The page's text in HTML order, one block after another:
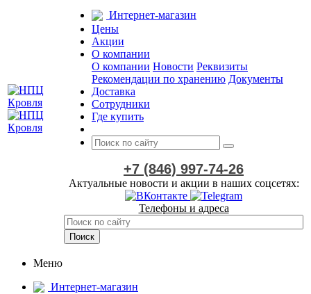
Интернет-магазин
Цены
Акции
О компании
О компании Новости Реквизиты
Рекомендации по хранению Документы
Доставка
Сотрудники
Где купить
+7 (846) 997-74-26
Актуальные новости и акции в наших соцсетях:
Телефоны и адреса
Меню
Интернет-магазин